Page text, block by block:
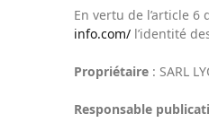
En vertu de l’article
info.com/ l’identité
Propriétaire : SARL
Responsable